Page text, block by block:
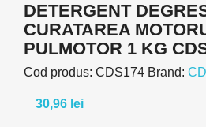
DETERGENT
CURATAREA
PULMOTOR 1 KG
Cod produs: CDS174 Brand:
30,96 lei